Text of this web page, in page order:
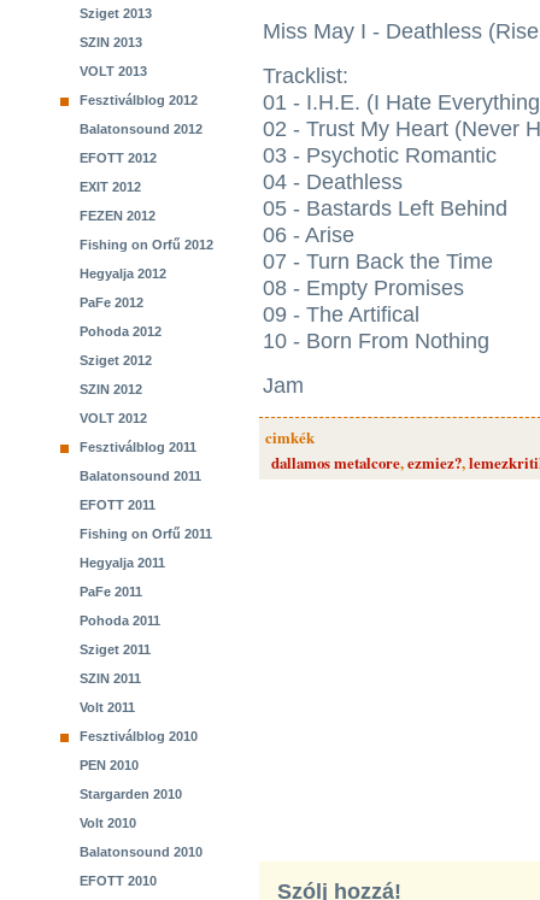
Sziget 2013
SZIN 2013
VOLT 2013
Fesztiválblog 2012
Balatonsound 2012
EFOTT 2012
EXIT 2012
FEZEN 2012
Fishing on Orfű 2012
Hegyalja 2012
PaFe 2012
Pohoda 2012
Sziget 2012
SZIN 2012
VOLT 2012
Fesztiválblog 2011
Balatonsound 2011
EFOTT 2011
Fishing on Orfű 2011
Hegyalja 2011
PaFe 2011
Pohoda 2011
Sziget 2011
SZIN 2011
Volt 2011
Fesztiválblog 2010
PEN 2010
Stargarden 2010
Volt 2010
Balatonsound 2010
EFOTT 2010
Miss May I - Deathless
Tracklist:
01 - I.H.E. (I Hate
02 - Trust My Heart (Never
03 - Psychotic Romantic
04 - Deathless
05 - Bastards Left Behind
06 - Arise
07 - Turn Back the Time
08 - Empty Promises
09 - The Artifical
10 - Born From Nothing
Jam
cimkék
dallamos metalcore,ezmiez?,
Szólj hozzá!